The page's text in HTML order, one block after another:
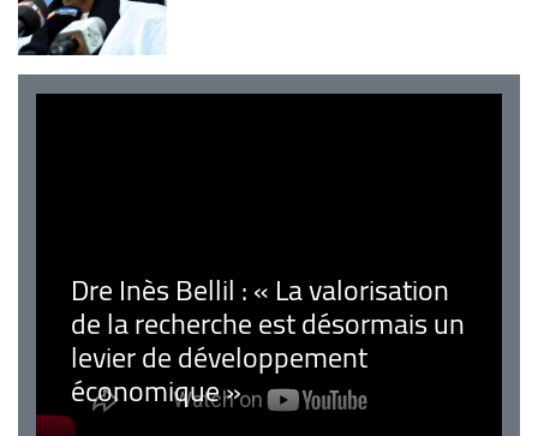
Dre Inès Bellil : « La valorisation
de la recherche est désormais un
levier de développement
économique »